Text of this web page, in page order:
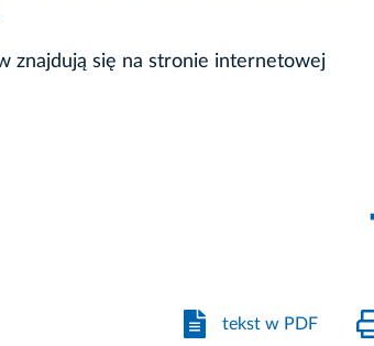
znajdują się na stronie internetowej
tekst w PDF